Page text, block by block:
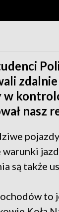
nasz
są także
to